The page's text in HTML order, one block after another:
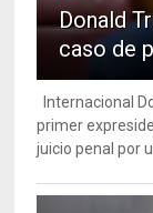
Donald
caso de
Internacional
primer
juicio penal por